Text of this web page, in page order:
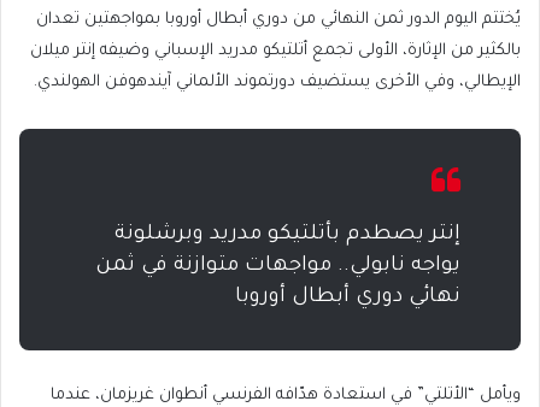
يُختتم اليوم الدور ثمن النهائي من دوري أبطال أوروبا بمواجهتين تعدان
بالكثير من الإثارة، الأولى تجمع أتلتيكو مدريد الإسباني وضيفه إنتر ميلان
الإيطالي، وفي الأخرى يستضيف دورتموند الألماني آيندهوفن الهولندي.
إنتر يصطدم بأتلتيكو مدريد وبرشلونة
يواجه نابولي.. مواجهات متوازنة في ثمن
نهائي دوري أبطال أوروبا
ويأمل “الأتلتي” في استعادة هدّافه الفرنسي أنطوان غريزمان، عندما